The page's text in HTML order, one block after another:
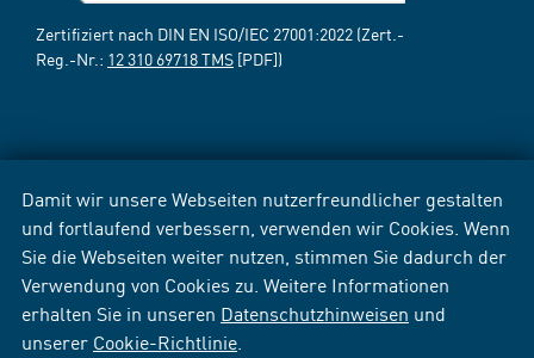
Damit wir unsere Webseiten nutzerfreundlicher gestalten
und fortlaufend verbessern, verwenden wir Cookies. Wenn
Sie die Webseiten weiter nutzen, stimmen Sie dadurch der
Verwendung von Cookies zu. Weitere Informationen
erhalten Sie in unseren Datenschutzhinweisen und
unserer Cookie-Richtlinie
Zertifiziert nach DIN EN ISO/IEC 27001:2022 (Zert.-
Reg.-Nr.: 12 310 69718 TMS [PDF])